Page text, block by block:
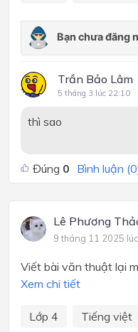
Trần Bảo Lâm
5 tháng 3 lúc 22:10
thì sao
Đúng 0 Bình luận (0
Lê Phương
9 tháng 11 2025
Viết bài văn thuật lại
Xem chi tiết
Lớp 4 Tiếng việt